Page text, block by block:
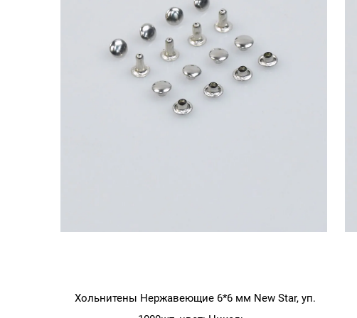
Хольнитены Нержавеющие 6*6 мм New Star, уп.